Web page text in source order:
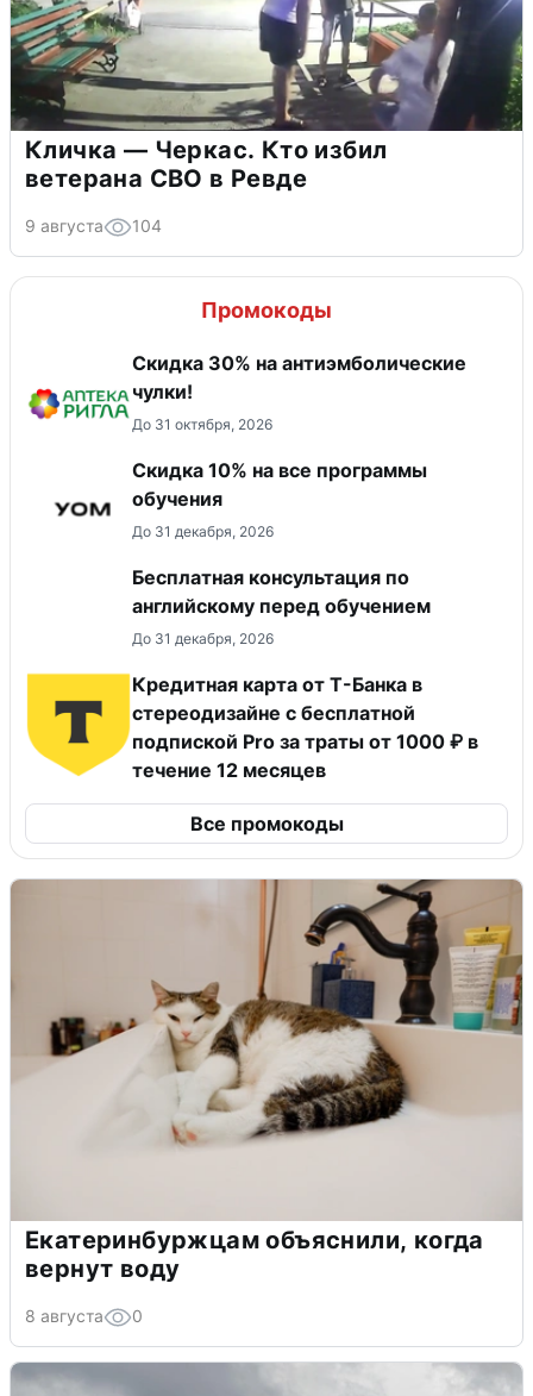
Кличка — Черкас. Кто избил
ветерана СВО в Ревде
9 августа 104
Промокоды
Скидка 30% на антиэмболические
чулки!
До 31 октября, 2026
Скидка 10% на все программы
обучения
До 31 декабря, 2026
Бесплатная консультация по
английскому перед обучением
До 31 декабря, 2026
Кредитная карта от Т-Банка в
стереодизайне с бесплатной
подпиской Pro за траты от 1000 ₽ в
течение 12 месяцев
Все промокоды
Екатеринбуржцам объяснили, когда
вернут воду
8 августа 0